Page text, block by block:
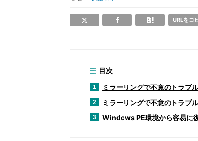
URLをコ
目次
1 ミラーリングで不意のトラブ
2 ミラーリングで不意のトラブ
3 Windows PE環境から容易に